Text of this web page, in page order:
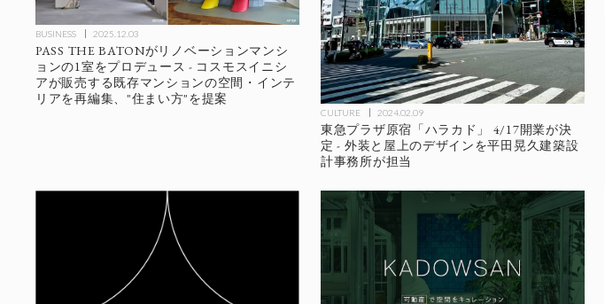
BUSINESS 2025.12.03
PASS THE BATONがリノベーションマンシ
ョンの1室をプロデュース - コスモスイニシ
アが販売する既存マンションの空間・インテ
リアを再編集、"住まい方"を提案
CULTURE 2024.02.09
東急プラザ原宿「ハラカド」 4/17開業が決
定 - 外装と屋上のデザインを平田晃久建築設
計事務所が担当